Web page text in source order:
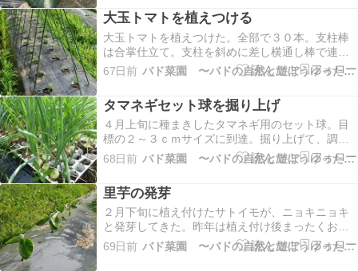
てはね。最初に植え付けたのはもう実をつけてい
る。気温が高い…
大玉トマトを植えつける
大玉トマトを植えつけた。全部で３０本。支柱棒
は合掌仕立て。支柱を斜めに差し横通し棒で連
結。簡単で結構丈夫だ。風に強い。自家消費用な
のでしっかり完熟で収穫するトマト。本当のトマ
を徹底する 水は常に控えめにやる 根を育てる ト
マトを甘く②樹…
67日前 バド菜園 〜バドの自然と遊ぼうゆったり菜園らいふ〜
タマネギセット球を掘り上げ
４月上旬に種まきしたタマネギ用のセット球。目
標の２～３ｃｍサイズに到達。掘り上げて、調整
作業です。８月下旬の植え付けまで、つり上げま
たは保冷庫でしっかり保存。植え付け時はまだ暑
２月の週収穫を目指して頑張ろう。１０年ぶりの
チャレンジ楽しみ…
68日前 バド菜園 〜バドの自然と遊ぼうゆったり菜園らいふ〜
里芋の発芽
２月下旬に植え付けたサトイモが、ニョキニョキ
と発芽してきた。昨年は植え付け後まったくお世
話せず放置状態。結果まともな里芋は収穫でき
ず。大失敗。今年はしっかりお世話しておいしい
69日前 バド菜園 〜バドの自然と遊ぼうゆったり菜園らいふ〜